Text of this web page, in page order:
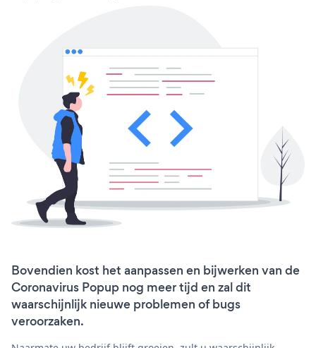
Bovendien kost het aanpassen en bijwerken van de
Coronavirus Popup nog meer tijd en zal dit
waarschijnlijk nieuwe problemen of bugs
veroorzaken.